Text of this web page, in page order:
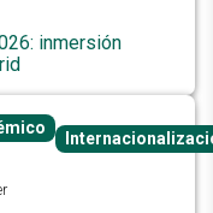
inmersión